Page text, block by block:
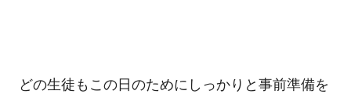
どの生徒もこの日のためにしっかりと事前準備を